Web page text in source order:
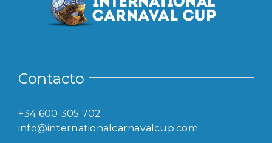
Contacto
+34 600 305 702
info@internationalcarnavalcup.com